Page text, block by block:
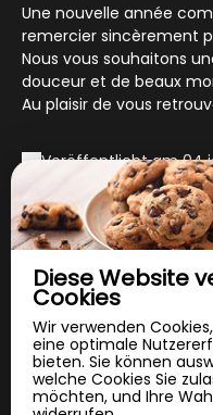
Diese Website
Cookies
Wir verwenden
eine optimale
bieten. Sie können
welche Cookies Sie
möchten, und Ihre
Une nouvelle année
remercier sincèrement
Nous vous souhaitons
douceur et de beaux
Au plaisir de vous
Veröffentlicht am 04
Entdeckenunsere
AUX CHAMBRES DU
MONT